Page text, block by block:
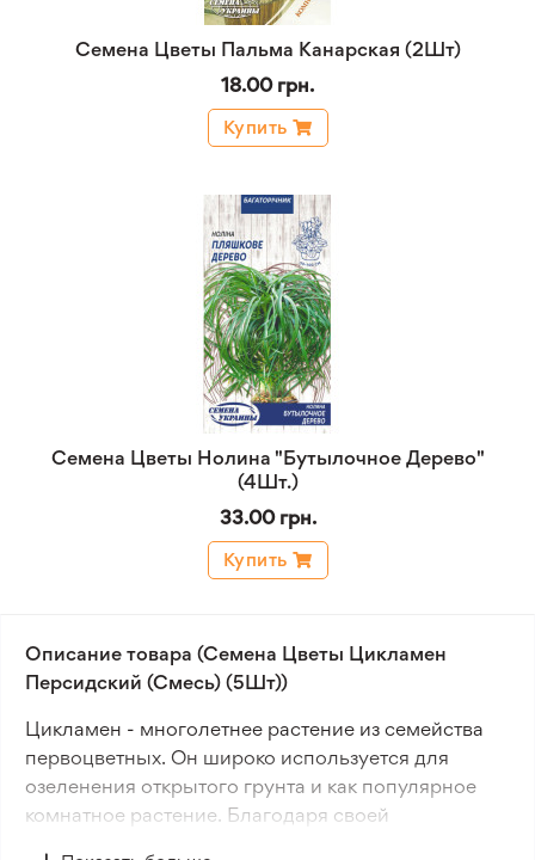
Семена Цветы Пальма Канарская (2Шт)
18.00 грн.
Купить
Семена Цветы Нолина "Бутылочное Дерево"
(4Шт.)
33.00 грн.
Купить
Описание товара (Семена Цветы Цикламен
Персидский (Смесь) (5Шт))
Цикламен - многолетнее растение из семейства
первоцветных. Он широко используется для
озеленения открытого грунта и как популярное
комнатное растение. Благодаря своей